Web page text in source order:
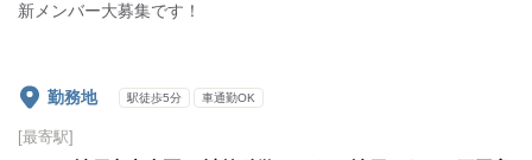
新メンバー大募集です！
勤務地 駅徒歩5分 車通勤OK
[最寄駅]